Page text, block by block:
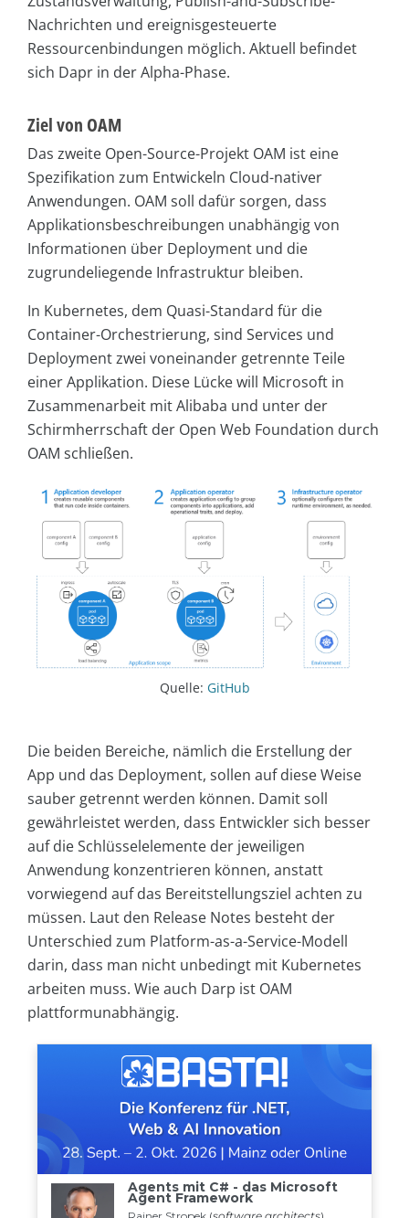
Nachrichten und ereignisgesteuerte
Ressourcenbindungen möglich. Aktuell befindet
sich Dapr in der Alpha-Phase.
Ziel von OAM
Das zweite Open-Source-Projekt OAM ist eine
Spezifikation zum Entwickeln Cloud-nativer
Anwendungen. OAM soll dafür sorgen, dass
Applikationsbeschreibungen unabhängig von
Informationen über Deployment und die
zugrundeliegende Infrastruktur bleiben.
In Kubernetes, dem Quasi-Standard für die
Container-Orchestrierung, sind Services und
Deployment zwei voneinander getrennte Teile
einer Applikation. Diese Lücke will Microsoft in
Zusammenarbeit mit Alibaba und unter der
Schirmherrschaft der Open Web Foundation durch
OAM schließen.
Quelle: GitHub
Die beiden Bereiche, nämlich die Erstellung der
App und das Deployment, sollen auf diese Weise
sauber getrennt werden können. Damit soll
gewährleistet werden, dass Entwickler sich besser
auf die Schlüsselelemente der jeweiligen
Anwendung konzentrieren können, anstatt
vorwiegend auf das Bereitstellungsziel achten zu
müssen. Laut den Release Notes besteht der
Unterschied zum Platform-as-a-Service-Modell
darin, dass man nicht unbedingt mit Kubernetes
arbeiten muss. Wie auch Darp ist OAM
plattformunabhängig.